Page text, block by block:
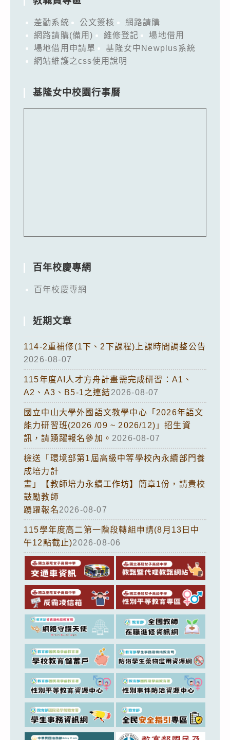
差勤系統 公文簽核
網路請購
網路請購(備用)
維修登記
場地借用
場地借用申請單
基隆女中Newplus系統
網站維護之css使用說明
基隆女中校園行事曆
百年校慶專網
百年校慶專網
近期文章
114-2重補修(1下、2下課程)上課時間調整公告
2026-08-07
115年度AI人才方舟計畫需完成研習：A1、
A2、A3、B5-1之連結2026-08-07
國立中山大學外國語文教學中心「2026年語文
能力研習班(2026 /09 ~ 2026/12)」招生資
訊，請踴躍報名參加。 2026-08-07
檢送「環境部第1屆高級中等學校內永續部門養
成培力計
畫」【教師培力永續工作坊】簡章1份，請貴校
鼓勵教師
踴躍報名2026-08-07
115學年度高二第一階段轉組申請(8月13日中
午12點截止)2026-08-06